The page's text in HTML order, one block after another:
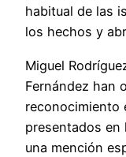
habitual de las
los hechos y
Miguel
Fernández han
reconocimiento
presentados en
una mención